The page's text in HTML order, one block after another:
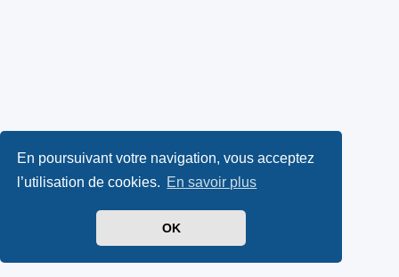
En poursuivant votre navigation, vous acceptez
l’utilisation de cookies. En savoir plus
OK